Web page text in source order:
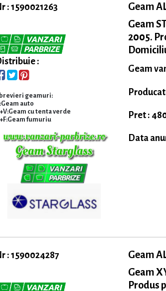
: 1590021263
:
geamuri:
auto
cu tenta verde
fumuriu
Geam
Geam
2005.
Geam
Pret :
Data
: 1590024287
Geam
Geam
Produs